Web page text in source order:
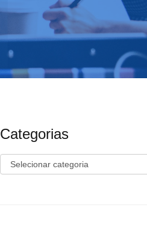
Categorias
Categorias